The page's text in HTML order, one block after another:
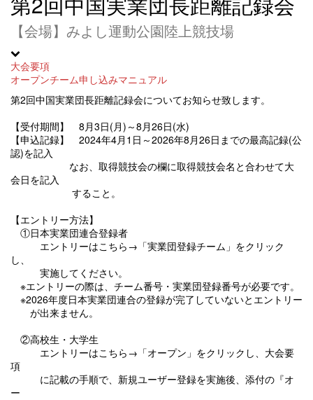
【会場】みよし運動公園陸上競技場
大会要項
オープンチーム申し込みマニュアル
第2回中国実業団長距離記録会についてお知らせ致します。
【受付期間】 8月3日(月)～8月26日(水)
【申込記録】 2024年4月1日～2026年8月26日までの最高記録(公
認)を記入
なお、取得競技会の欄に取得競技会名と合わせて大
会日を記入
すること。
【エントリー方法】
①日本実業団連合登録者
エントリーはこちら→「実業団登録チーム」をクリック
し、
実施してください。
※エントリーの際は、チーム番号・実業団登録番号が必要です。
※2026年度日本実業団連合の登録が完了していないとエントリー
が出来ません。
②高校生・大学生
エントリーはこちら→「オープン」をクリックし、大会要
項
に記載の手順で、新規ユーザー登録を実施後、添付の『オ
ー